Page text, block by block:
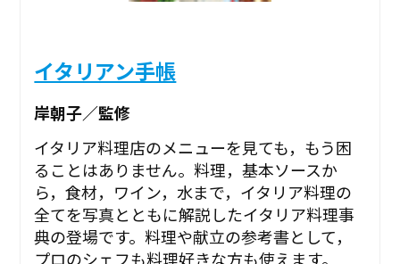
イタリアン手帳
岸朝子／監修
イタリア料理店のメニューを見ても，もう困
ることはありません。料理，基本ソースか
ら，食材，ワイン，水まで，イタリア料理の
全てを写真とともに解説したイタリア料理事
典の登場です。料理や献立の参考書として，
プロのシェフも料理好きな方も使えます。